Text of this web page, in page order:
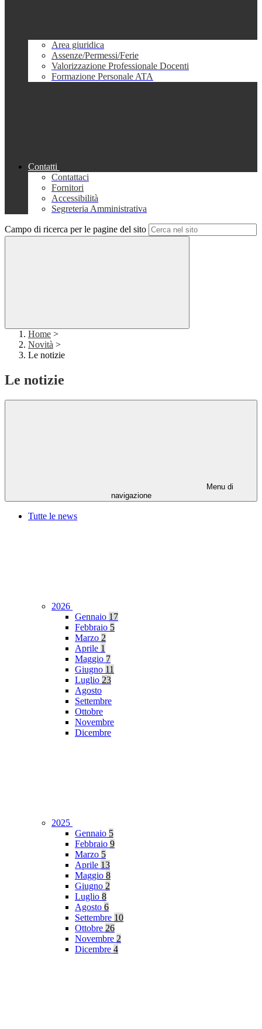
Area giuridica
Assenze/Permessi/Ferie
Valorizzazione Professionale Docenti
Formazione Personale ATA
Contatti
Contattaci
Fornitori
Accessibilità
Segreteria Amministrativa
Campo di ricerca per le pagine del sito
Home >
Novità >
Le notizie
Le notizie
Menu di
navigazione
Tutte le news
2026
Gennaio 17
Febbraio 5
Marzo 2
Aprile 1
Maggio 7
Giugno 11
Luglio 23
Agosto
Settembre
Ottobre
Novembre
Dicembre
2025
Gennaio 5
Febbraio 9
Marzo 5
Aprile 13
Maggio 8
Giugno 2
Luglio 8
Agosto 6
Settembre 10
Ottobre 26
Novembre 2
Dicembre 4